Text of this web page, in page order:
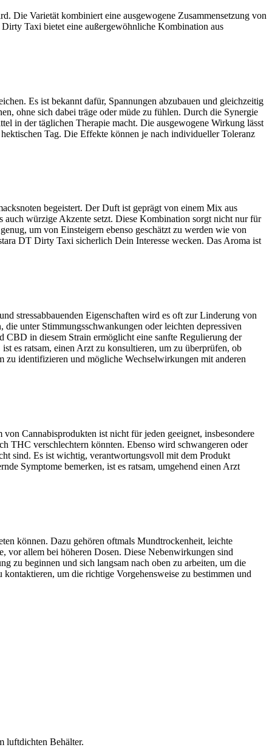
Die Varietät kombiniert eine ausgewogene Zusammensetzung von
Taxi bietet eine außergewöhnliche Kombination aus
Es ist bekannt dafür, Spannungen abzubauen und gleichzeitig
ohne sich dabei träge oder müde zu fühlen. Durch die Synergie
in der täglichen Therapie macht. Die ausgewogene Wirkung lässt
Tag. Die Effekte können je nach individueller Toleranz
begeistert. Der Duft ist geprägt von einem Mix aus
auch würzige Akzente setzt. Diese Kombination sorgt nicht nur für
um von Einsteigern ebenso geschätzt zu werden wie von
DT Dirty Taxi sicherlich Dein Interesse wecken. Das Aroma ist
stressabbauenden Eigenschaften wird es oft zur Linderung von
unter Stimmungsschwankungen oder leichten depressiven
in diesem Strain ermöglicht eine sanfte Regulierung der
es ratsam, einen Arzt zu konsultieren, um zu überprüfen, ob
identifizieren und mögliche Wechselwirkungen mit anderen
Cannabisprodukten ist nicht für jeden geeignet, insbesondere
THC verschlechtern könnten. Ebenso wird schwangeren oder
sind. Es ist wichtig, verantwortungsvoll mit dem Produkt
Symptome bemerken, ist es ratsam, umgehend einen Arzt
können. Dazu gehören oftmals Mundtrockenheit, leichte
vor allem bei höheren Dosen. Diese Nebenwirkungen sind
zu beginnen und sich langsam nach oben zu arbeiten, um die
um die richtige Vorgehensweise zu bestimmen und
luftdichten Behälter.